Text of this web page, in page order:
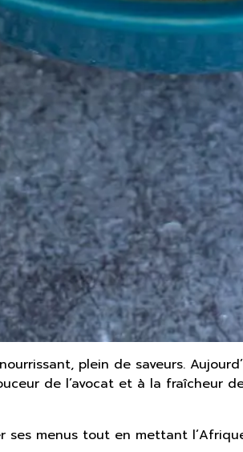
plein de saveurs.
de l’avocat et à la fraîcheur
menus tout en mettant